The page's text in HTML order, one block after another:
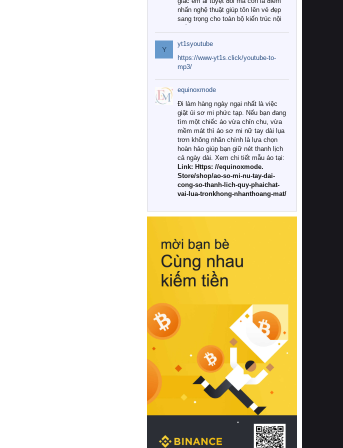
nhấn nghệ thuật giúp tôn lên vẻ đẹp
sang trọng cho toàn bộ kiến trúc nội
Tuy nhiên, giữa thị trường đa dạng
với vô vàn thương hiệu và mẫu mã
như hiện nay, làm thế nào để chọn
được những bộ chăn ga gối đệm cao
cấp thực sự chất lượng, phù hợp với
khí hậu và nhu cầu sử dụng của gia
đình? Hãy cùng chúng tôi đi tìm lời
giải đáp chi tiết qua bài viết dưới đây.
1. Tại sao các gia đình hiện đại lại ưa
chuộng chăn ga gối đệm cao cấp?
Khác với các dòng sản phẩm thông
thường, những bộ chăn ga gối đệm
cao cấp trải qua quy trình sản xuất
nghiêm ngặt từ khâu chọn lọc nguyên
liệu tự nhiên đến công nghệ dệt
nhuộm hiện đại không chứa hóa chất
này, bạn sẽ cảm nhận rõ rệt sự khác
hồi chuẩn xác của phần đệm nâng đỡ
cột sống.
Bên cạnh đó, việc lựa chọn các dòng
sản phẩm đạt chuẩn chất lượng quốc
tế còn giúp ngăn ngừa tình trạng kích
khuẩn và nấm mốc trong điều kiện
thời tiết nóng ẩm. Bạn có thể tìm hiểu
thêm các nghiên cứu khoa học về tác
động của giấc ngủ và môi trường
phòng ngủ đối với sức khỏe con
người tại Sleep Foundation (External
Link) để có cái nhìn toàn diện hơn.
2. Các tiêu chí vàng khi lựa chọn
chăn ga gối đệm cao cấp cho phòng
ngủ
Để sở hữu một bộ chăn ga gối đệm
cao cấp hoàn hảo cả về thẩm mỹ lẫn
công năng, người tiêu dùng cần cân
nhắc kỹ lưỡng các tiêu chí quan trọng
Y
yt1syoutube
https://www-yt1s.click/youtube-to-
mp3/
equinoxmode
Đi làm hàng ngày ngại nhất là việc
giặt ủi sơ mi phức tạp. Nếu bạn đang
tìm một chiếc áo vừa chỉn chu, vừa
mềm mát thì áo sơ mi nữ tay dài lụa
trơn không nhăn chính là lựa chọn
hoàn hảo giúp bạn giữ nét thanh lịch
cả ngày dài. Xem chi tiết mẫu áo tại:
Link: Https: //equinoxmode.
Store/shop/ao-so-mi-nu-tay-dai-
cong-so-thanh-lich-quy-phaichat-
vai-lua-tronkhong-nhanthoang-mat/